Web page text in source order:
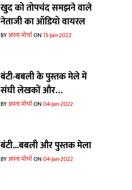
खुद को तोपचंद समझने वाले
नेताजी का ऑडियो वायरल
BYअपना मोर्चाON13-Jan-2022
बंटी-बबली के पुस्तक मेले में
संघी लेखकों और
विघ्नसंतोषियों का जमावड़ा
BYअपना मोर्चाON04-Jan-2022
बंटी...बबली और पुस्तक मेला
BYअपना मोर्चाON04-Jan-2022